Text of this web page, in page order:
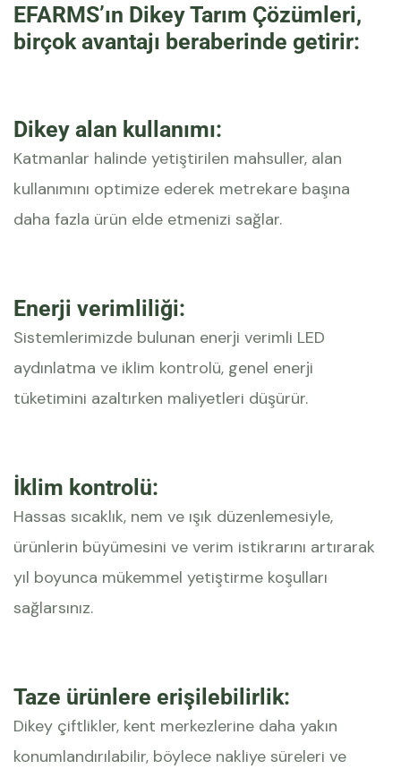
EFARMS’ın Dikey Tarım Çözümleri,
birçok avantajı beraberinde getirir:
Dikey alan kullanımı:
Katmanlar halinde yetiştirilen mahsuller, alan
kullanımını optimize ederek metrekare başına
daha fazla ürün elde etmenizi sağlar.
Enerji verimliliği:
Sistemlerimizde bulunan enerji verimli LED
aydınlatma ve iklim kontrolü, genel enerji
tüketimini azaltırken maliyetleri düşürür.
İklim kontrolü:
Hassas sıcaklık, nem ve ışık düzenlemesiyle,
ürünlerin büyümesini ve verim istikrarını artırarak
yıl boyunca mükemmel yetiştirme koşulları
sağlarsınız.
Taze ürünlere erişilebilirlik:
Dikey çiftlikler, kent merkezlerine daha yakın
konumlandırılabilir, böylece nakliye süreleri ve